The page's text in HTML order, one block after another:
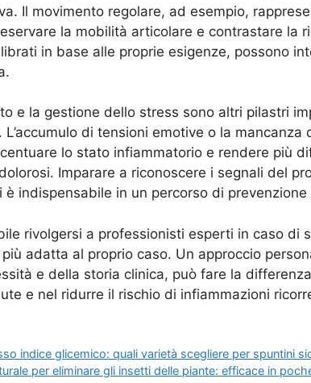
Il movimento regolare, ad esempio,
la mobilità articolare e contrastare la
in base alle proprie esigenze, possono
e la gestione dello stress sono altri pilastri
di tensioni emotive o la mancanza
lo stato infiammatorio e rendere più
Imparare a riconoscere i segnali del
è indispensabile in un percorso di
rivolgersi a professionisti esperti in caso di
più adatta al proprio caso. Un approccio
e della storia clinica, può fare la
e nel ridurre il rischio di infiammazioni
indice glicemico: quali varietà scegliere per spuntini
per eliminare gli insetti delle piante: efficace in